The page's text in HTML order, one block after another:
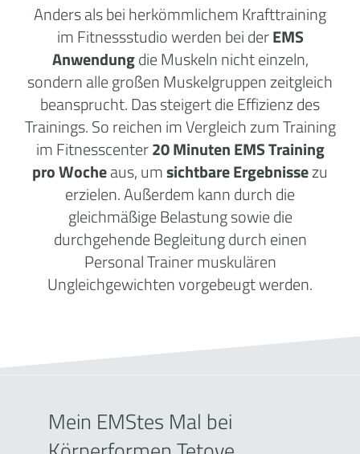
Anders als bei herkömmlichem Krafttraining
im Fitnessstudio werden bei derEMS
Anwendungdie Muskeln nicht einzeln,
sondern alle großen Muskelgruppen zeitgleich
beansprucht. Das steigert die Effizienz des
Trainings. So reichen im Vergleich zum Training
im Fitnesscenter20 Minuten EMS Training
pro Wocheaus, umsichtbare Ergebnissezu
erzielen. Außerdem kann durch die
gleichmäßige Belastung sowie die
durchgehende Begleitung durch einen
Personal Trainer muskulären
Ungleichgewichten vorgebeugt werden.
Mein EMStes Mal bei